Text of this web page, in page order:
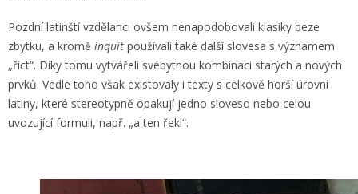
Pozdní latinští vzdělanci ovšem nenapodobovali klasiky beze
zbytku, a kromě inquit používali také další slovesa s významem
„říct“. Díky tomu vytvářeli svébytnou kombinaci starých a nových
prvků. Vedle toho však existovaly i texty s celkově horší úrovní
latiny, které stereotypně opakují jedno sloveso nebo celou
uvozující formuli, např. „a ten řekl“.